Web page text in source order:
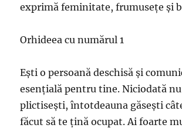
exprimă feminitate, frumusețe și
Orhideea cu numărul 1
Ești o persoană deschisă și
esențială pentru tine. Niciodată
plictisești, întotdeauna găsești
făcut să te țină ocupat. Ai foarte